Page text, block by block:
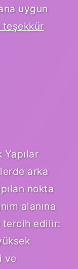
uygun
Yapılar
arka
nokta
alanına
edilir:
ve